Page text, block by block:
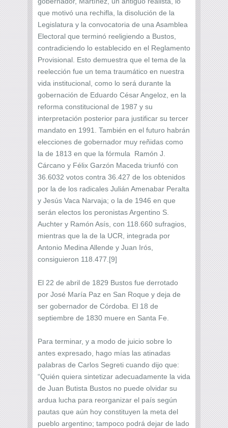
que motivó una rechifla, la disolución de la
Legislatura y la convocatoria de una Asamblea
Electoral que terminó reeligiendo a Bustos,
contradiciendo lo establecido en el Reglamento
Provisional. Esto demuestra que el tema de la
reelección fue un tema traumático en nuestra
vida institucional, como lo será durante la
gobernación de Eduardo César Angeloz, en la
reforma constitucional de 1987 y su
interpretación posterior para justificar su tercer
mandato en 1991. También en el futuro habrán
elecciones de gobernador muy reñidas como
la de 1813 en que la fórmula Ramón J.
Cárcano y Félix Garzón Maceda triunfó con
36.6032 votos contra 36.427 de los obtenidos
por la de los radicales Julián Amenabar Peralta
y Jesús Vaca Narvaja; o la de 1946 en que
serán electos los peronistas Argentino S.
Auchter y Ramón Asís, con 118.660 sufragios,
mientras que la de la UCR, integrada por
Antonio Medina Allende y Juan Irós,
consiguieron 118.477.[9]
El 22 de abril de 1829 Bustos fue derrotado
por José María Paz en San Roque y deja de
ser gobernador de Córdoba. El 18 de
septiembre de 1830 muere en Santa Fe.
Para terminar, y a modo de juicio sobre lo
antes expresado, hago mías las atinadas
palabras de Carlos Segreti cuando dijo que:
“Quién quiera sintetizar adecuadamente la vida
de Juan Butista Bustos no puede olvidar su
ardua lucha para reorganizar el país según
pautas que aún hoy constituyen la meta del
pueblo argentino; tampoco podrá dejar de lado